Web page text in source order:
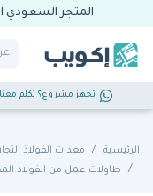
المتجر السعودي
تجهز مشروع؟ تكلم معنا
الرئيسية معدات الفولاذ
طاولات عمل من الفولاذ